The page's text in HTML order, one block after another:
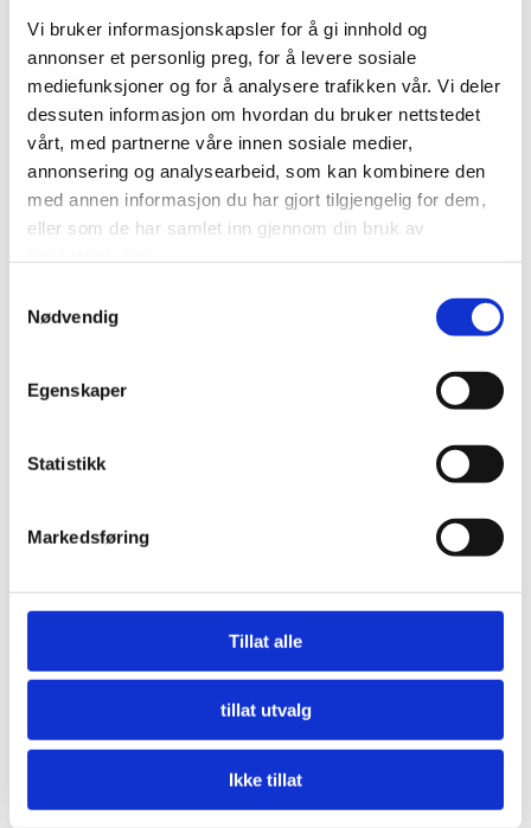
Vi bruker informasjonskapsler for å gi innhold og
annonser et personlig preg, for å levere sosiale
mediefunksjoner og for å analysere trafikken vår. Vi deler
dessuten informasjon om hvordan du bruker nettstedet
vårt, med partnerne våre innen sosiale medier,
annonsering og analysearbeid, som kan kombinere den
med annen informasjon du har gjort tilgjengelig for dem,
eller som de har samlet inn gjennom din bruk av
Nødvendig
Egenskaper
Statistikk
Markedsføring
Tillat alle
tillat utvalg
Ikke tillat
House of Salmon